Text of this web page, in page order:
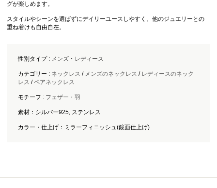
グが楽しめます。
スタイルやシーンを選ばずにデイリーユースしやすく、他のジュエリーとの
重ね着けも自由自在。
性別タイプ : メンズ・ レディース
カテゴリー : ネックレス / メンズのネックレス / レディースのネック
レス /ペアネックレス
モチーフ : フェザー・羽
素材：シルバー925, ステンレス
カラー・仕上げ：ミラーフィニッシュ(鏡面仕上げ)